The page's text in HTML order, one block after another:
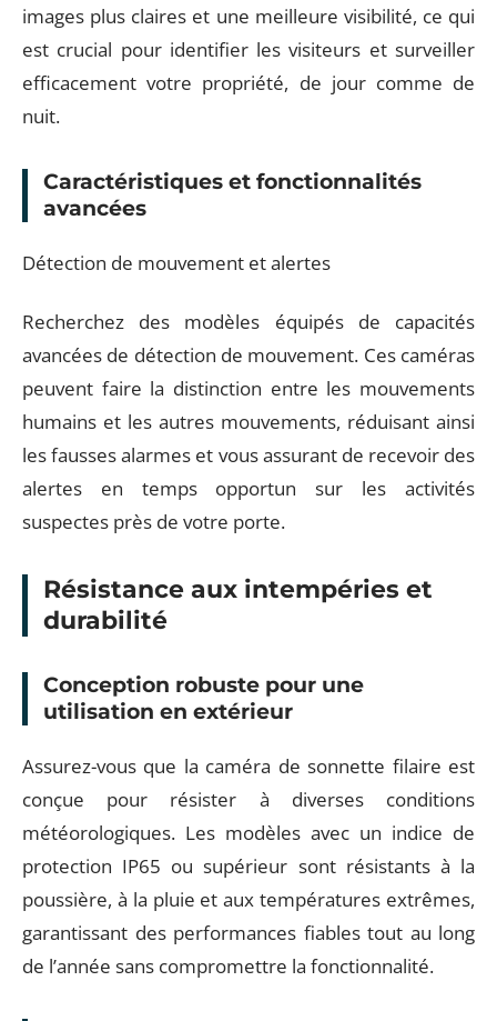
images plus claires et une meilleure visibilité, ce qui
est crucial pour identifier les visiteurs et surveiller
efficacement votre propriété, de jour comme de
nuit.
Caractéristiques et fonctionnalités
avancées
Détection de mouvement et alertes
Recherchez des modèles équipés de capacités
avancées de détection de mouvement. Ces caméras
peuvent faire la distinction entre les mouvements
humains et les autres mouvements, réduisant ainsi
les fausses alarmes et vous assurant de recevoir des
alertes en temps opportun sur les activités
suspectes près de votre porte.
Résistance aux intempéries et
durabilité
Conception robuste pour une
utilisation en extérieur
Assurez-vous que la caméra de sonnette filaire est
conçue pour résister à diverses conditions
météorologiques. Les modèles avec un indice de
protection IP65 ou supérieur sont résistants à la
poussière, à la pluie et aux températures extrêmes,
garantissant des performances fiables tout au long
de l’année sans compromettre la fonctionnalité.